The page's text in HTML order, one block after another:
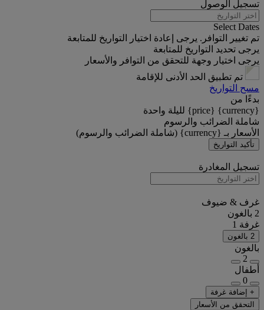
تسجيل الوصول
Select Dates
تم تغيير التوافر. يرجى إعادة اختيار التواريخ للمتابعة
يرجى تحديد التواريخ للمتابعة
يرجى اختيار وجهة للتحقق من التوافر والأسعار
تم تطبيق الحد الأدنى للإقامة
مسح التواريخ
بدءًا من
{currency} {price} لليلة واحدة
شاملة الضرائب والرسوم
الأسعار بـ {currency} (شاملة الضرائب والرسوم)
تأكيد التواريخ
تسجيل المغادرة
غرف & ضيوف
2 بالغون
غرفة 1
2 بالغون
بالغون
2
أطفال
0
+ إضافة غرفة
التحقق من الأسعار